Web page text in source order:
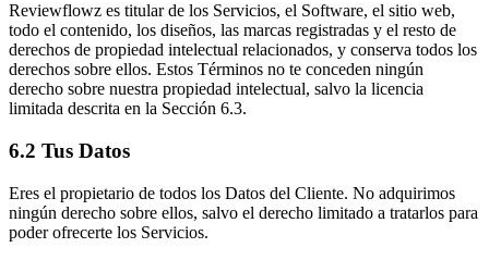
Reviewflowz es titular de los Servicios, el Software, el sitio web,
todo el contenido, los diseños, las marcas registradas y el resto de
derechos de propiedad intelectual relacionados, y conserva todos los
derechos sobre ellos. Estos Términos no te conceden ningún
derecho sobre nuestra propiedad intelectual, salvo la licencia
limitada descrita en la Sección 6.3.
6.2 Tus Datos
Eres el propietario de todos los Datos del Cliente. No adquirimos
ningún derecho sobre ellos, salvo el derecho limitado a tratarlos para
poder ofrecerte los Servicios.